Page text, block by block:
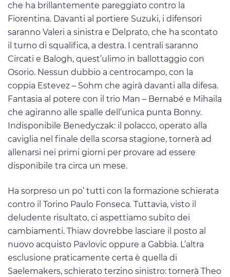
che ha brillantemente pareggiato contro la
Fiorentina. Davanti al portiere Suzuki, i difensori
saranno Valeri a sinistra e Delprato, che ha scontato
il turno di squalifica, a destra. I centrali saranno
Circati e Balogh, quest’ulimo in ballottaggio con
Osorio. Nessun dubbio a centrocampo, con la
coppia Estevez – Sohm che agirà davanti alla difesa.
Fantasia al potere con il trio Man – Bernabé e Mihaila
che agiranno alle spalle dell’unica punta Bonny.
Indisponibile Benedyczak: il polacco, operato alla
caviglia nel finale della scorsa stagione, tornerà ad
allenarsi nei primi giorni per provare ad essere
disponibile tra circa un mese.
Ha sorpreso un po’ tutti con la formazione schierata
contro il Torino Paulo Fonseca. Tuttavia, visto il
deludente risultato, ci aspettiamo subito dei
cambiamenti. Thiaw dovrebbe lasciare il posto al
nuovo acquisto Pavlovic oppure a Gabbia. L’altra
esclusione praticamente certa è quella di
Saelemakers, schierato terzino sinistro: tornerà Theo